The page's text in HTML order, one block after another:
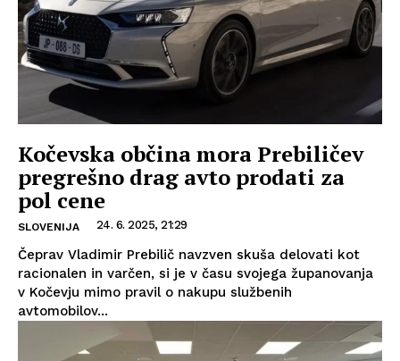
Kočevska občina mora Prebiličev
pregrešno drag avto prodati za
pol cene
SLOVENIJA 24. 6. 2025, 21:29
Čeprav Vladimir Prebilič navzven skuša delovati kot
racionalen in varčen, si je v času svojega županovanja
v Kočevju mimo pravil o nakupu službenih
avtomobilov...